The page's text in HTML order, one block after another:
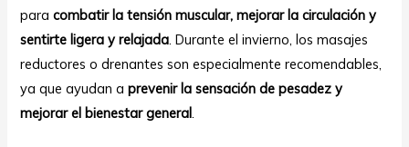
paracombatir la tensión muscular, mejorar la circulación y
sentirte ligera y relajada . Durante el invierno, los masajes
reductores o drenantes son especialmente recomendables,
ya que ayudan aprevenir la sensación de pesadez y
mejorar el bienestar general